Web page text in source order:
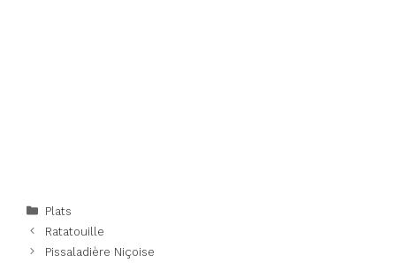
Categories
Plats
Ratatouille
Pissaladière Niçoise